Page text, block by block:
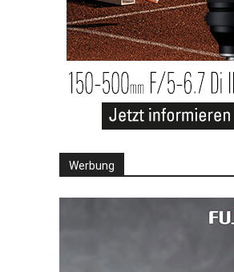
Werbung